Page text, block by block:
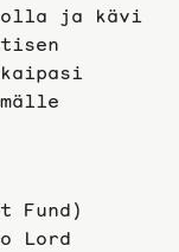
ja kävi
Fund)
Lord